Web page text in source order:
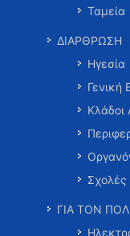
Ταμεία
ΔΙΑΡΘΡΩΣΗ
Ηγεσία
Γενική
ΓΙΑ ΤΟΝ